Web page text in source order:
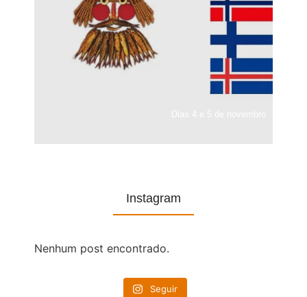
Instagram
Nenhum post encontrado.
Seguir